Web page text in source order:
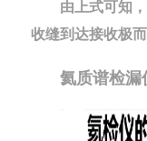
由上式可知
收缝到达接收极
氦质谱检漏